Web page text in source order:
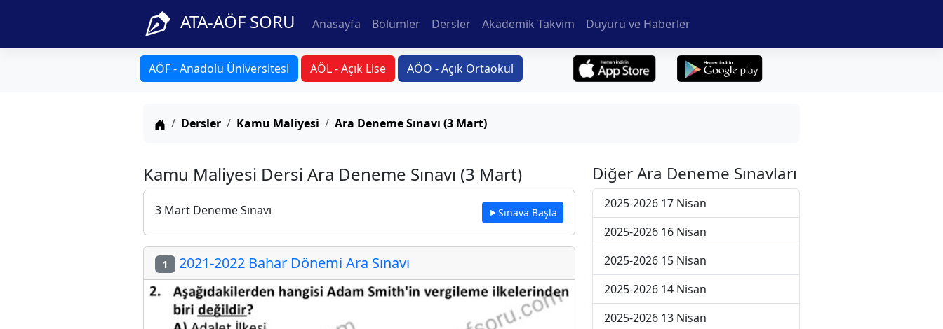
ATA-AÖF SORU Anasayfa Bölümler Dersler Akademik Takvim Duyuru ve Haberler
AÖF - Anadolu Üniversitesi AÖL - Açık Lise AÖO - Açık Ortaokul
Anasayfa
Dersler Kamu Maliyesi Ara Deneme Sınavı (3 Mart)
Kamu Maliyesi Dersi Ara Deneme Sınavı (3 Mart)
3 Mart Deneme Sınavı Sınava Başla
1 2021-2022 Bahar Dönemi Ara Sınavı
Diğer Ara Deneme Sınavları
2025-2026 17 Nisan
2025-2026 16 Nisan
2025-2026 15 Nisan
2025-2026 14 Nisan
2025-2026 13 Nisan